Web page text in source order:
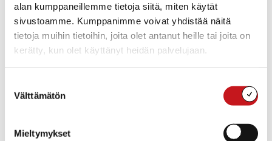
alan kumppaneillemme tietoja siitä, miten käytät
sivustoamme. Kumppanimme voivat yhdistää näitä
tietoja muihin tietoihin, joita olet antanut heille tai joita on
kerätty, kun olet käyttänyt heidän palvelujaan.
valinta
Välttämätön
Mieltymykset
19:00 - 20:00
TAPAHTUMAPAIKKA
Rautalammin kirkko
Leipätiimi ry:n 10-synttärit la 17.6. klo